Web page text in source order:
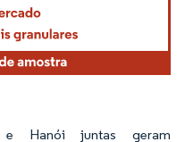
Hanói juntas geram